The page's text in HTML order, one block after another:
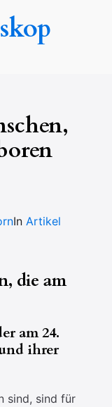
In Artikel
die am
am 24.
ihrer
sind, sind für